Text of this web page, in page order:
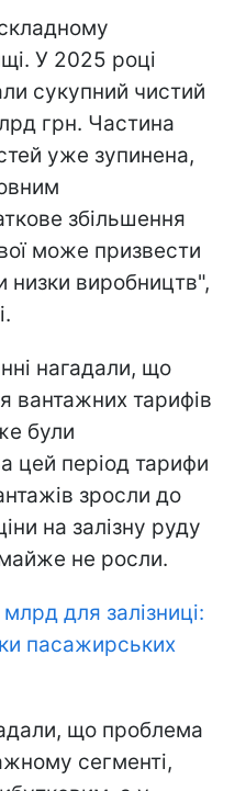
У 2025 році
сукупний чистий
грн. Частина
уже зупинена,
збільшення
може призвести
низки виробництв",
нагадали, що
вантажних тарифів
були
цей період тарифи
зросли до
на залізну руду
не росли.
млрд для залізниці:
пасажирських
що проблема
сегменті,